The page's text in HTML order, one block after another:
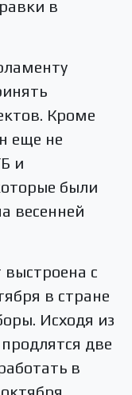
в
Кроме
еще не
и
были
весенней
выстроена с
в стране
Исходя из
две
в